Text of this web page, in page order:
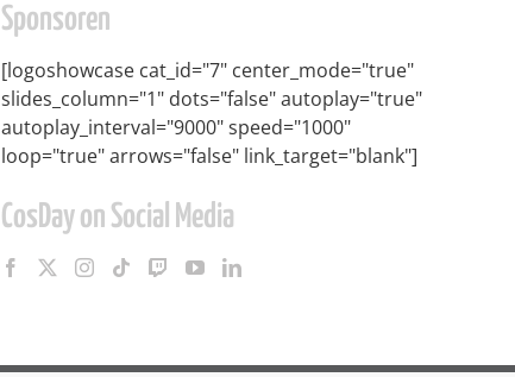
Sponsoren
[logoshowcase cat_id="7" center_mode="true"
slides_column="1" dots="false" autoplay="true"
autoplay_interval="9000" speed="1000"
loop="true" arrows="false" link_target="blank"]
CosDay on Social Media